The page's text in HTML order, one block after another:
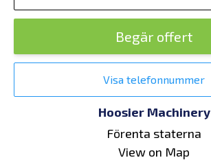
Begär offert
Visa telefonnummer
Hoosier Machinery
Förenta staterna
View on Map